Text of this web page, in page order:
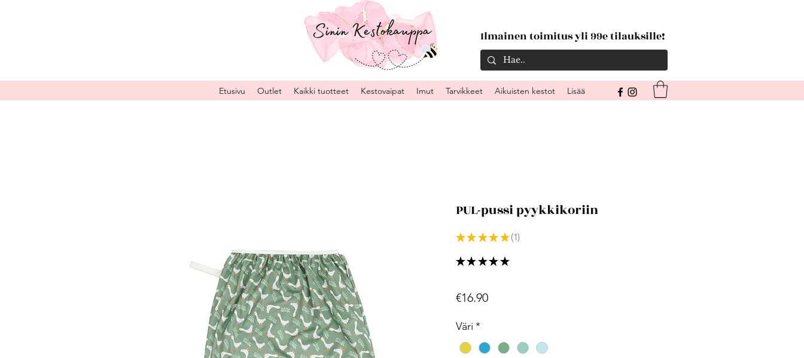
Ilmainen toimitus yli 99e tilauksille!
Etusivu Outlet Kaikki tuotteet Kestovaipat Imut Tarvikkeet Aikuisten kestot Lisää
PUL-pussi pyykkikoriin
★ ★ ★ ★ ★ 1
1
★ ★ ★ ★ ★
€16.90Price
Väri *